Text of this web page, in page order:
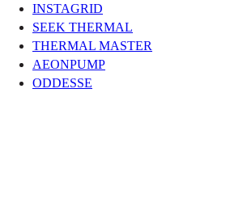
INSTAGRID
SEEK THERMAL
THERMAL MASTER
AEONPUMP
ODDESSE